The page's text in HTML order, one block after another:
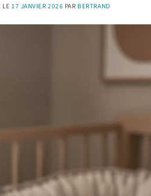
LE 17 JANVIER 2026 PAR BERTRAND